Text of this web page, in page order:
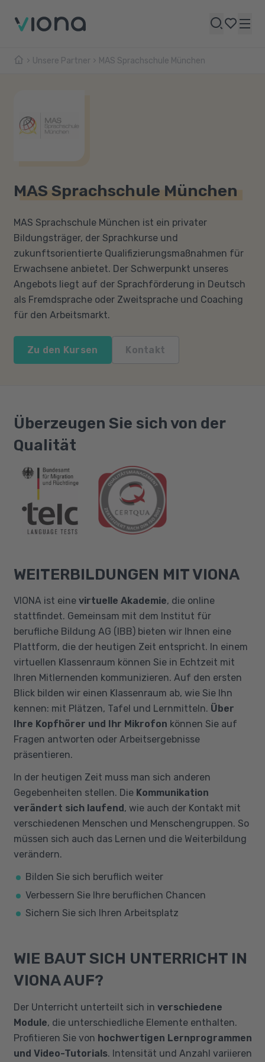
Unsere Partner MAS Sprachschule München
MAS Sprachschule München
MAS Sprachschule München ist ein privater
Bildungsträger, der Sprachkurse und
zukunftsorientierte Qualifizierungsmaßnahmen für
Erwachsene anbietet. Der Schwerpunkt unseres
Angebots liegt auf der Sprachförderung in Deutsch
als Fremdsprache oder Zweitsprache und Coaching
für den Arbeitsmarkt.
Zu den Kursen Kontakt
Überzeugen Sie sich von der
Qualität
WEITERBILDUNGEN MIT VIONA
VIONA ist eine virtuelle Akademie, die online
stattfindet. Gemeinsam mit dem Institut für
berufliche Bildung AG (IBB) bieten wir Ihnen eine
Plattform, die der heutigen Zeit entspricht. In einem
virtuellen Klassenraum können Sie in Echtzeit mit
Ihren Mitlernenden kommunizieren. Auf den ersten
Blick bilden wir einen Klassenraum ab, wie Sie Ihn
kennen: mit Plätzen, Tafel und Lernmitteln. Über
Ihre Kopfhörer und Ihr Mikrofon können Sie auf
Fragen antworten oder Arbeitsergebnisse
präsentieren.
In der heutigen Zeit muss man sich anderen
Gegebenheiten stellen. Die Kommunikation
verändert sich laufend , wie auch der Kontakt mit
verschiedenen Menschen und Menschengruppen. So
müssen sich auch das Lernen und die Weiterbildung
verändern.
Bilden Sie sich beruflich weiter
Verbessern Sie Ihre beruflichen Chancen
Sichern Sie sich Ihren Arbeitsplatz
WIE BAUT SICH UNTERRICHT IN
VIONA AUF?
Der Unterricht unterteilt sich in verschiedene
Module, die unterschiedliche Elemente enthalten.
Profitieren Sie von hochwertigen Lernprogrammen
und Video-Tutorials. Intensität und Anzahl variieren